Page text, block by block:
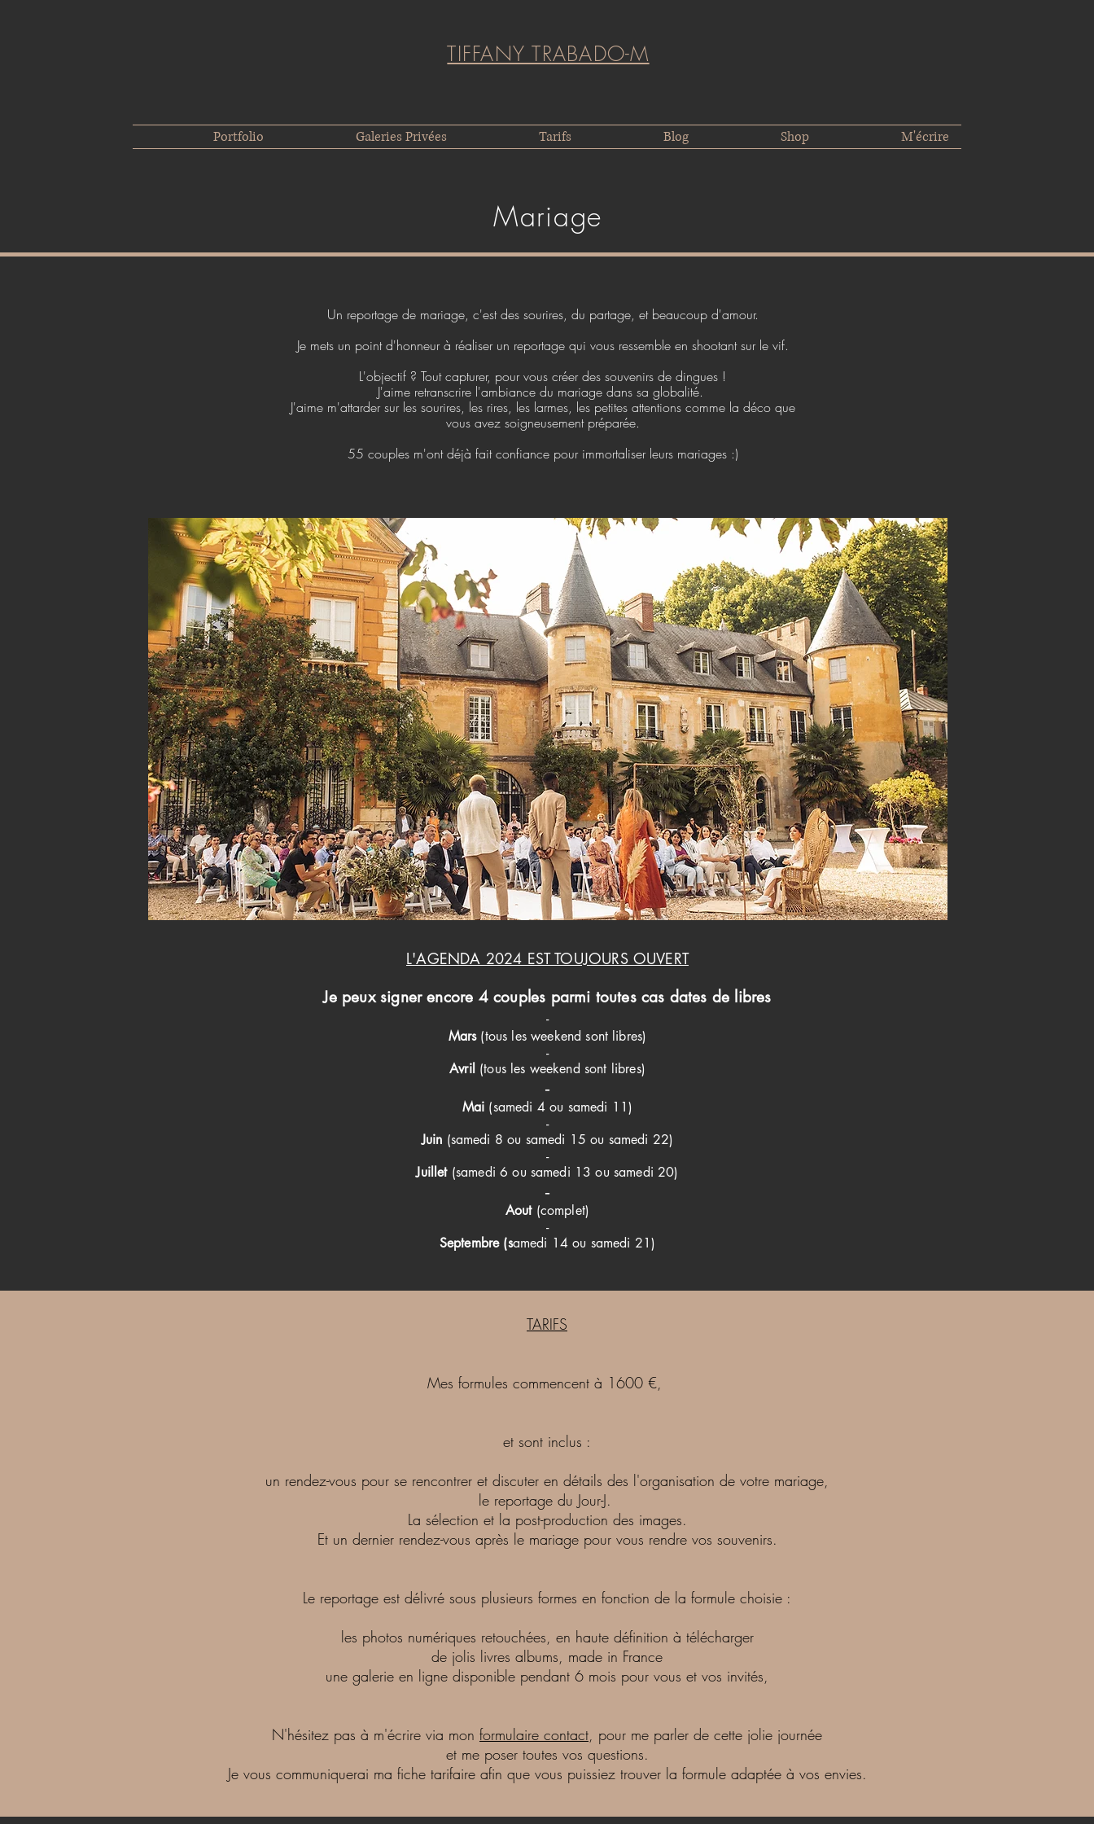
TIFFANY TRABADO-M
Portfolio Galeries Privées Tarifs Blog Shop M'écrire
Mariage
Un reportage de mariage, c'est des sourires, du partage, et beaucoup d'amour.
Je mets un point d'honneur à réaliser un reportage qui vous ressemble en shootant sur le vif.
L'objectif ? Tout capturer, pour vous créer des souvenirs de dingues !
J'aime retranscrire l'ambiance du mariage dans sa globalité.
J'aime m'attarder sur les sourires, les rires, les larmes, les petites attentions comme la déco que
vous avez soigneusement préparée.
55 couples m'ont déjà fait confiance pour immortaliser leurs mariages :)
L'AGENDA 2024 EST TOUJOURS OUVERT
Je peux signer encore 4 couples parmi toutes cas dates de libres
-
Mars(tous les weekend sont libres)
-
Avril (tous les weekend sont libres)
-
Mai (samedi 4 ou samedi 11)
-
Juin (samedi 8 ou samedi 15 ou samedi 22)
-
Juillet (samedi 6 ou samedi 13 ou samedi 20)
-
Aout (complet)
-
Septembre (samedi 14 ou samedi 21)
TARIFS
Mes formules commencent à 1600 €,
et sont inclus :
un rendez-vous pour se rencontrer et discuter en détails des l'organisation de votre mariage,
le reportage du Jour-J.
La sélection et la post-production des images.
Et un dernier rendez-vous après le mariage pour vous rendre vos souvenirs.
Le reportage est délivré sous plusieurs formes en fonction de la formule choisie :
les photos numériques retouchées, en haute définition à télécharger
de jolis livres albums, made in France
une galerie en ligne disponible pendant 6 mois pour vous et vos invités,
N'hésitez pas à m'écrire via mon formulaire contact, pour me parler de cette jolie journée
et me poser toutes vos questions.
Je vous communiquerai ma fiche tarifaire afin que vous puissiez trouver la formule adaptée à vos envies.